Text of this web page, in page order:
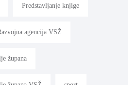
Predstavljanje knjige
agencija VSŽ
župana